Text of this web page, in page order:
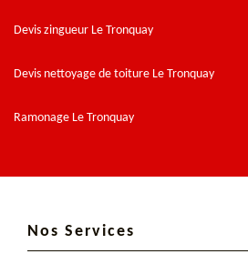
Devis zingueur Le Tronquay
Devis nettoyage de toiture Le Tronquay
Ramonage Le Tronquay
Nos Services